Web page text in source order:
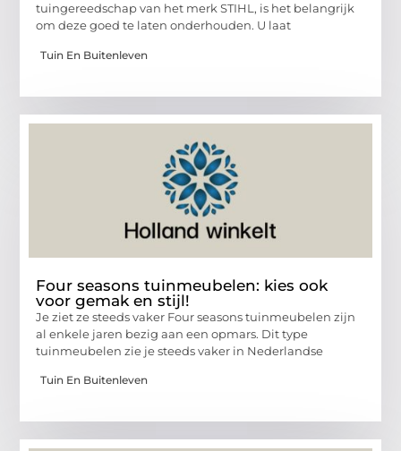
tuingereedschap van het merk STIHL, is het belangrijk
om deze goed te laten onderhouden. U laat
Tuin En Buitenleven
Four seasons tuinmeubelen: kies ook
voor gemak en stijl!
Je ziet ze steeds vaker Four seasons tuinmeubelen zijn
al enkele jaren bezig aan een opmars. Dit type
tuinmeubelen zie je steeds vaker in Nederlandse
Tuin En Buitenleven